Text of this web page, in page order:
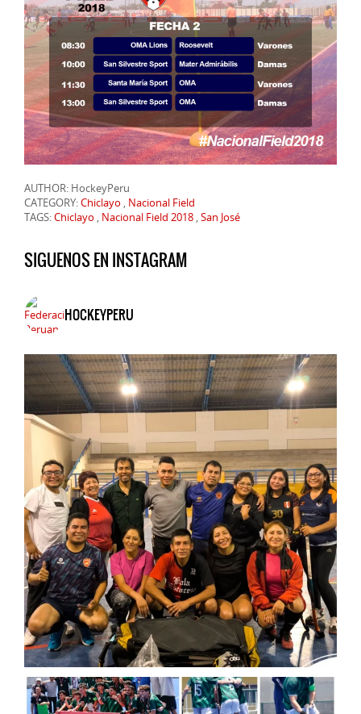
AUTHOR: HockeyPeru
CATEGORY:Chiclayo , Nacional Field
TAGS:Chiclayo , Nacional Field 2018 ,San José
SIGUENOS EN INSTAGRAM
HOCKEYPERU